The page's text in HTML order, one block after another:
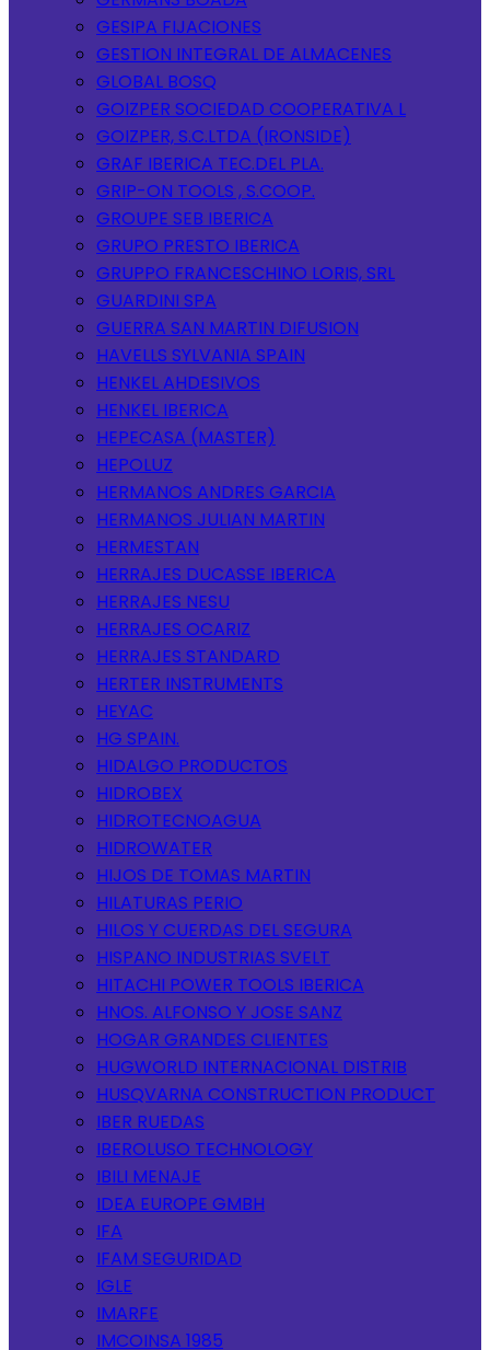
GESIPA FIJACIONES
GESTION INTEGRAL DE ALMACENES
GLOBAL BOSQ
GOIZPER SOCIEDAD COOPERATIVA L
GOIZPER, S.C.LTDA (IRONSIDE)
GRAF IBERICA TEC.DEL PLA.
GRIP-ON TOOLS , S.COOP.
GROUPE SEB IBERICA
GRUPO PRESTO IBERICA
GRUPPO FRANCESCHINO LORIS, SRL
GUARDINI SPA
GUERRA SAN MARTIN DIFUSION
HAVELLS SYLVANIA SPAIN
HENKEL AHDESIVOS
HENKEL IBERICA
HEPECASA (MASTER)
HEPOLUZ
HERMANOS ANDRES GARCIA
HERMANOS JULIAN MARTIN
HERMESTAN
HERRAJES DUCASSE IBERICA
HERRAJES NESU
HERRAJES OCARIZ
HERRAJES STANDARD
HERTER INSTRUMENTS
HEYAC
HG SPAIN.
HIDALGO PRODUCTOS
HIDROBEX
HIDROTECNOAGUA
HIDROWATER
HIJOS DE TOMAS MARTIN
HILATURAS PERIO
HILOS Y CUERDAS DEL SEGURA
HISPANO INDUSTRIAS SVELT
HITACHI POWER TOOLS IBERICA
HNOS. ALFONSO Y JOSE SANZ
HOGAR GRANDES CLIENTES
HUGWORLD INTERNACIONAL DISTRIB
HUSQVARNA CONSTRUCTION PRODUCT
IBER RUEDAS
IBEROLUSO TECHNOLOGY
IBILI MENAJE
IDEA EUROPE GMBH
IFA
IFAM SEGURIDAD
IGLE
IMARFE
IMCOINSA 1985